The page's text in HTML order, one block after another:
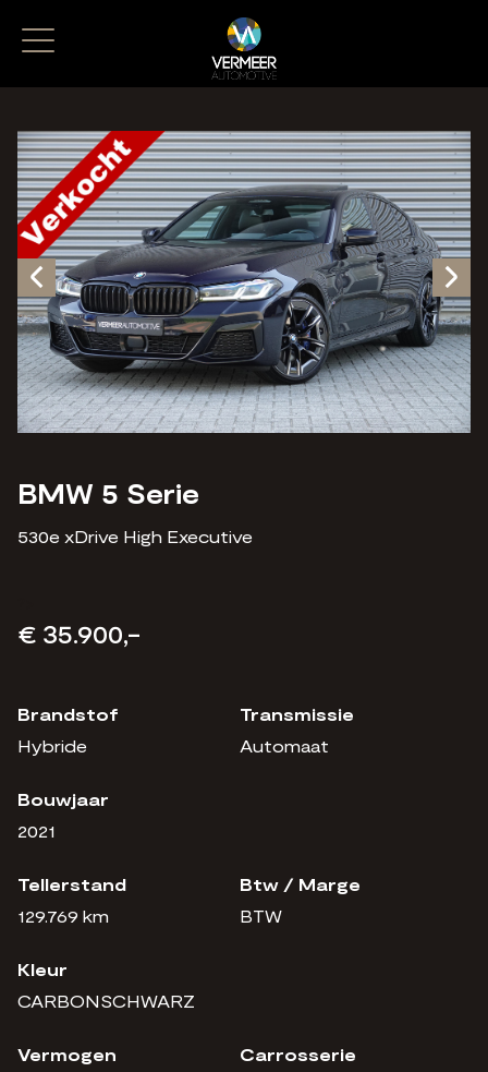
BMW 5 Serie
530e xDrive High Executive
€ 35.900,-
Brandstof
Hybride
Transmissie
Automaat
Bouwjaar
2021
Tellerstand
129.769 km
Btw / Marge
BTW
Kleur
CARBONSCHWARZ
Vermogen
Carrosserie